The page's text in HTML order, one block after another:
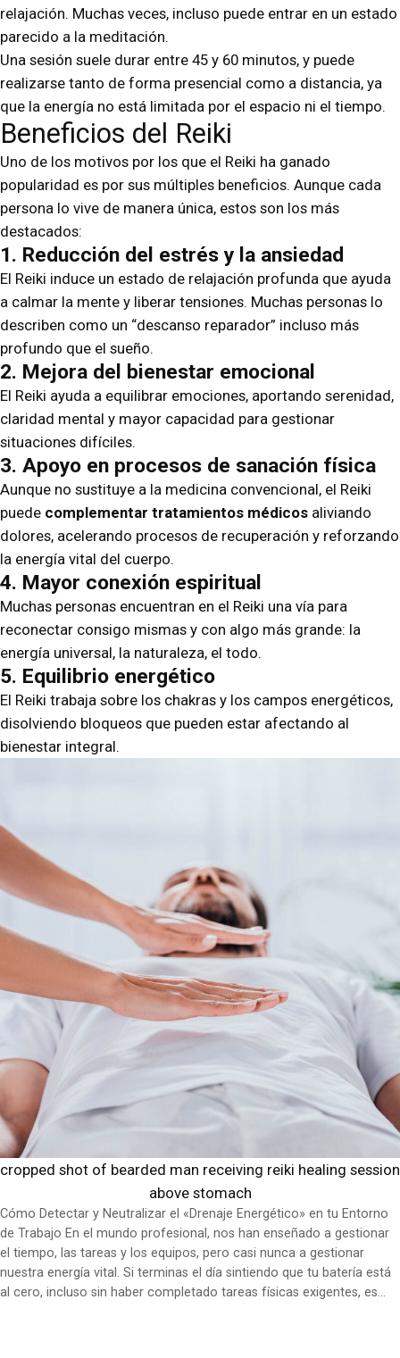
relajación. Muchas veces, incluso puede entrar en un estado
parecido a la meditación.
Una sesión suele durar entre 45 y 60 minutos, y puede
realizarse tanto de forma presencial como a distancia, ya
que la energía no está limitada por el espacio ni el tiempo.
Beneficios del Reiki
Uno de los motivos por los que el Reiki ha ganado
popularidad es por sus múltiples beneficios. Aunque cada
persona lo vive de manera única, estos son los más
destacados:
1. Reducción del estrés y la ansiedad
El Reiki induce un estado de relajación profunda que ayuda
a calmar la mente y liberar tensiones. Muchas personas lo
describen como un “descanso reparador” incluso más
profundo que el sueño.
2. Mejora del bienestar emocional
El Reiki ayuda a equilibrar emociones, aportando serenidad,
claridad mental y mayor capacidad para gestionar
situaciones difíciles.
3. Apoyo en procesos de sanación física
Aunque no sustituye a la medicina convencional, el Reiki
puede complementar tratamientos médicos aliviando
dolores, acelerando procesos de recuperación y reforzando
la energía vital del cuerpo.
4. Mayor conexión espiritual
Muchas personas encuentran en el Reiki una vía para
reconectar consigo mismas y con algo más grande: la
energía universal, la naturaleza, el todo.
5. Equilibrio energético
El Reiki trabaja sobre los chakras y los campos energéticos,
disolviendo bloqueos que pueden estar afectando al
bienestar integral.
cropped shot of bearded man receiving reiki healing session
above stomach
Cómo Detectar y Neutralizar el «Drenaje Energético» en tu Entorno
de Trabajo En el mundo profesional, nos han enseñado a gestionar
el tiempo, las tareas y los equipos, pero casi nunca a gestionar
nuestra energía vital. Si terminas el día sintiendo que tu batería está
al cero, incluso sin haber completado tareas físicas exigentes, es…